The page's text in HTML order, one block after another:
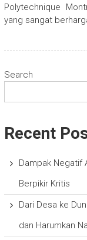
Polytechnique
yang sangat
Search
Recent
Dampak Negatif
Berpikir Kritis
Dari Desa ke
dan Harumkan